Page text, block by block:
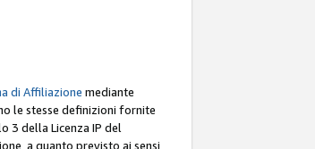
di Affiliazione mediante
le stesse definizioni fornite
3 della Licenza IP del
a quanto previsto ai sensi